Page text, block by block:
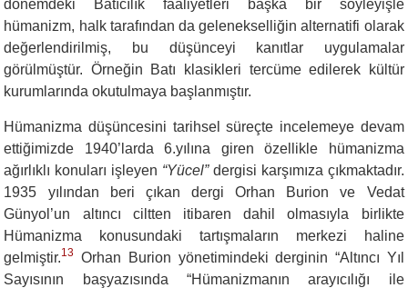
dönemdeki Batıcılık faaliyetleri başka bir söyleyişle
hümanizm, halk tarafından da gelenekselliğin alternatifi olarak
değerlendirilmiş, bu düşünceyi kanıtlar uygulamalar
görülmüştür. Örneğin Batı klasikleri tercüme edilerek kültür
kurumlarında okutulmaya başlanmıştır.
Hümanizma düşüncesini tarihsel süreçte incelemeye devam
ettiğimizde 1940’larda 6.yılına giren özellikle hümanizma
ağırlıklı konuları işleyen “Yücel”dergisi karşımıza çıkmaktadır.
1935 yılından beri çıkan dergi Orhan Burion ve Vedat
Günyol’un altıncı ciltten itibaren dahil olmasıyla birlikte
Hümanizma konusundaki tartışmaların merkezi haline
gelmiştir.13 Orhan Burion yönetimindeki derginin “Altıncı Yıl
Sayısının başyazısında “Hümanizmanın arayıcılığı ile